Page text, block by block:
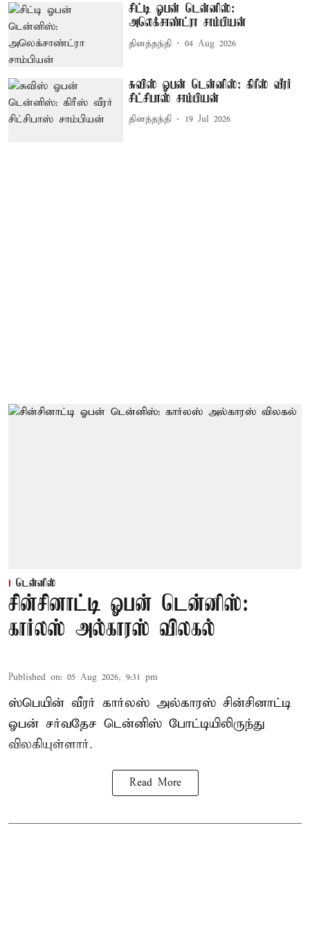
சிட்டி ஓபன் டென்னிஸ்:
அலெக்சாண்ட்ரா சாம்பியன்
தினத்தந்தி 04 Aug 2026
சுவிஸ் ஓபன் டென்னிஸ்: கிரீஸ் வீரர்
சிட்சிபாஸ் சாம்பியன்
தினத்தந்தி 19 Jul 2026
டென்னிஸ்
சின்சினாட்டி ஓபன் டென்னிஸ்:
கார்லஸ் அல்காரஸ் விலகல்
Published on: 05 Aug 2026, 9:31 pm
ஸ்பெயின் வீரர் கார்லஸ் அல்காரஸ் சின்சினாட்டி
ஓபன் சர்வதேச டென்னிஸ் போட்டியிலிருந்து
விலகியுள்ளார்.
Read More